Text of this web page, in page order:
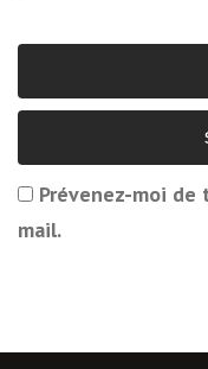
Prévenez-moi
mail.